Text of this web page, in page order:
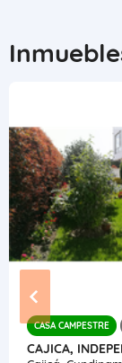
CASA CAMPESTRE